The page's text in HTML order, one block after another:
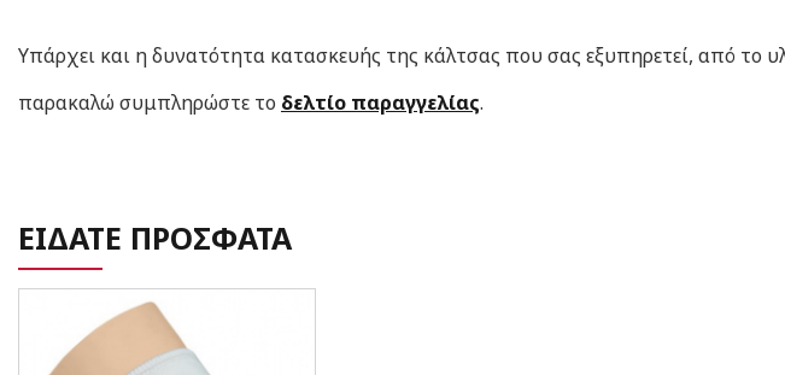
Υπάρχει και η δυνατότητα κατασκευής της κάλτσας που σας εξυπηρετεί, από το
παρακαλώ συμπληρώστε το δελτίο παραγγελίας.
ΕΙΔΑΤΕ ΠΡΟΣΦΑΤΑ